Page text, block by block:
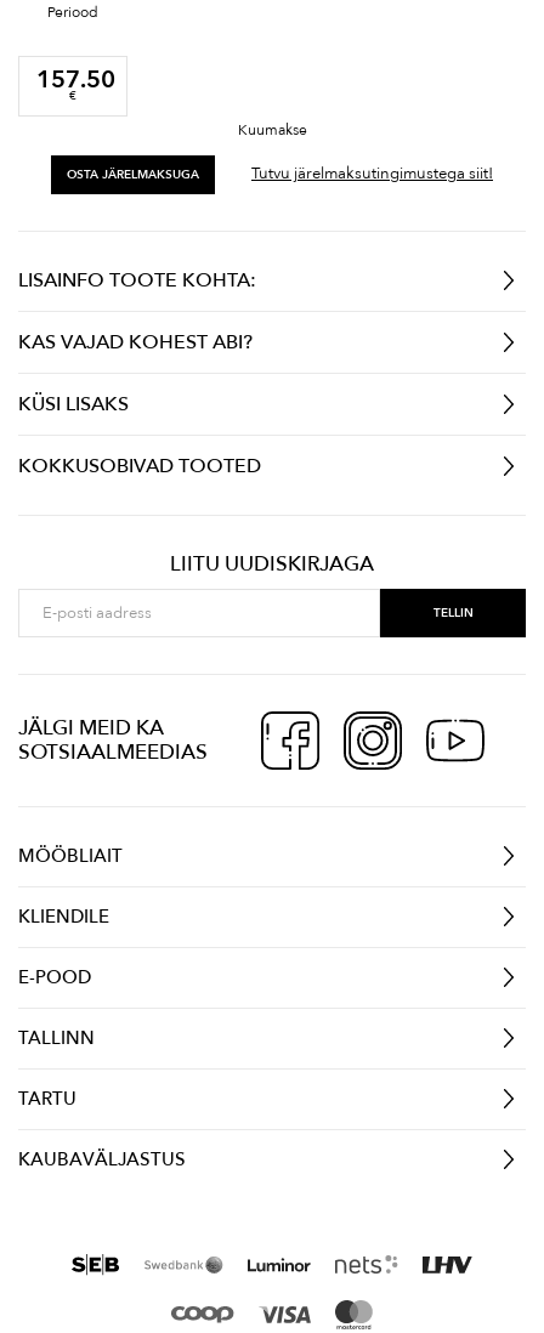
Periood
157.50
€
Kuumakse
OSTA JÄRELMAKSUGA Tutvu järelmaksutingimustega siit!
LISAINFO TOOTE KOHTA:
KAS VAJAD KOHEST ABI?
KÜSI LISAKS
KOKKUSOBIVAD TOOTED
LIITU UUDISKIRJAGA
JÄLGI MEID KA
SOTSIAALMEEDIAS
MÖÖBLIAIT
KLIENDILE
E-POOD
TALLINN
TARTU
KAUBAVÄLJASTUS